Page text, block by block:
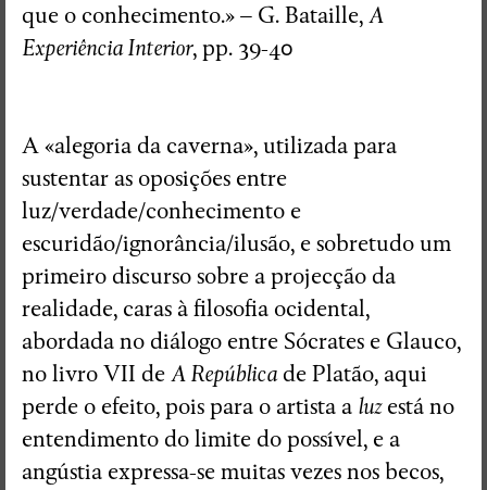
que o conhecimento.» – G. Bataille,A
Experiência Interior, pp. 39-40
A «alegoria da caverna», utilizada para
sustentar as oposições entre
luz/verdade/conhecimento e
escuridão/ignorância/ilusão, e sobretudo um
primeiro discurso sobre a projecção da
realidade, caras à filosofia ocidental,
abordada no diálogo entre Sócrates e Glauco,
no livro VII deA Repúblicade Platão, aqui
perde o efeito, pois para o artista a luzestá no
entendimento do limite do possível, e a
angústia expressa-se muitas vezes nos becos,